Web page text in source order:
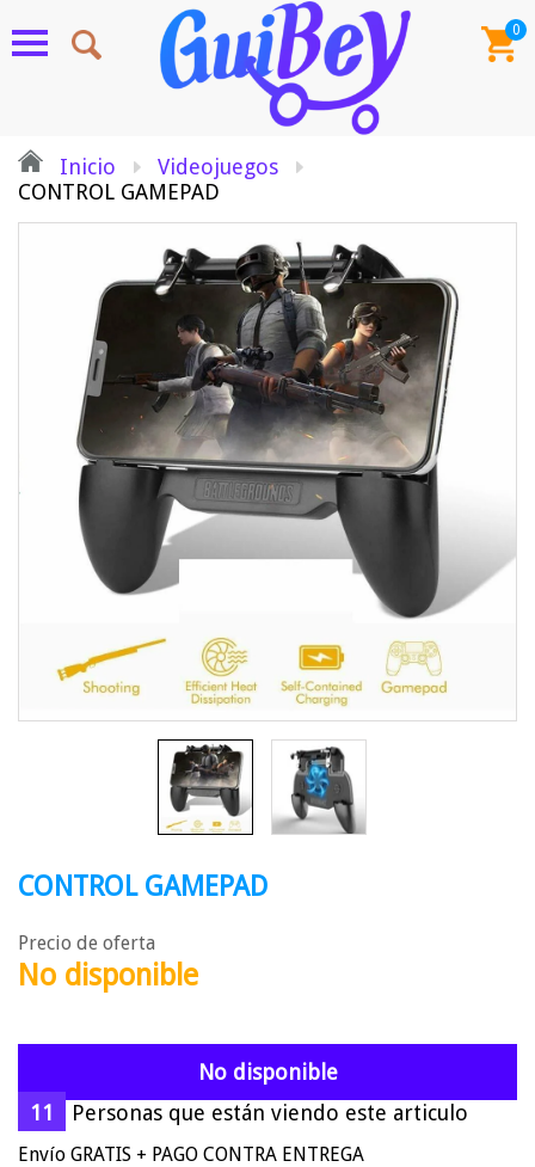
0
Inicio
Videojuegos
CONTROL GAMEPAD
CONTROL GAMEPAD
Precio de oferta
No disponible
No disponible
11
Personas que están viendo este articulo
Envío GRATIS + PAGO CONTRA ENTREGA